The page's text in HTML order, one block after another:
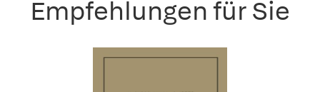
Empfehlungen für Sie